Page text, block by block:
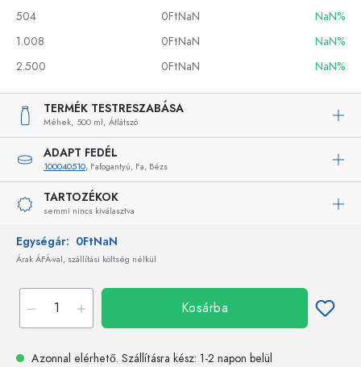
504
0FtNaN
NaN%
1.008
0FtNaN
NaN%
2.500
0FtNaN NaN%
TERMÉK TESTRESZABÁSA
Méhek, 500 ml, Átlátszó
ADAPT FEDÉL
100040510, Fafogantyú, Fa, Bézs
TARTOZÉKOK
semmi nincs kiválasztva
Egységár: 0FtNaN
Árak ÁFÁ-val, szállítási költség nélkül
Kosárba
Azonnal elérhető. Szállításra kész: 1-2 napon belül